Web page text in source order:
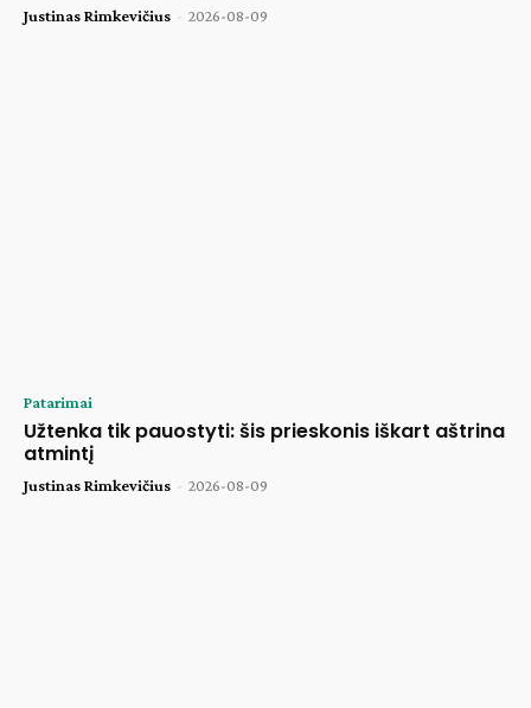
Justinas Rimkevičius - 2026-08-09
Patarimai
Užtenka tik pauostyti: šis prieskonis iškart aštrina
atmintį
Justinas Rimkevičius - 2026-08-09